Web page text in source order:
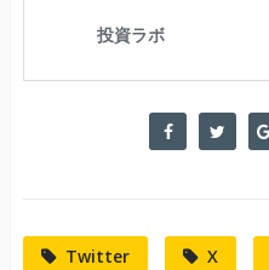
Twitter X